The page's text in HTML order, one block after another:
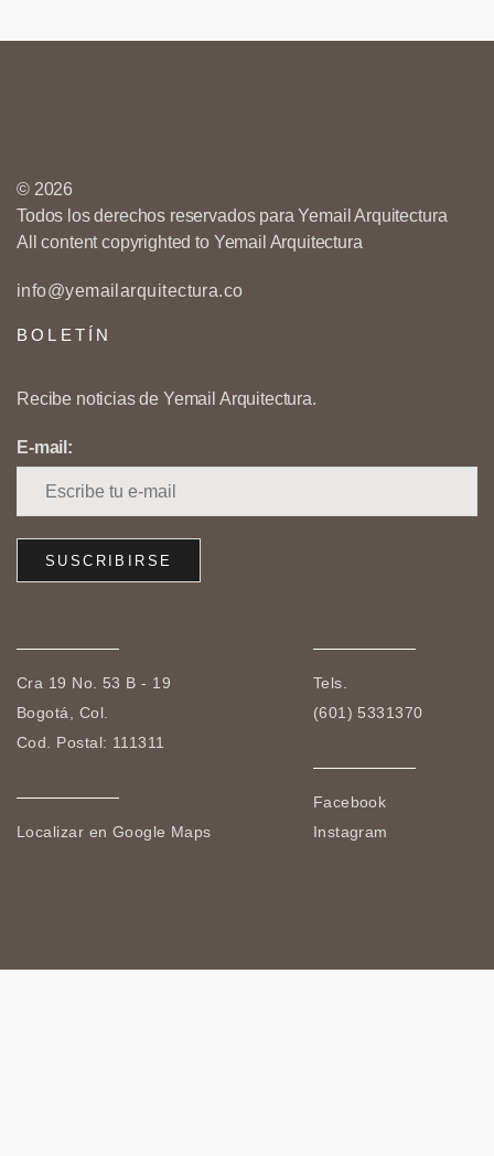
© 2026
Todos los derechos reservados para Yemail Arquitectura
All content copyrighted to Yemail Arquitectura
info@yemailarquitectura.co
BOLETÍN
Recibe noticias de Yemail Arquitectura.
E-mail:
Cra 19 No. 53 B - 19
Bogotá, Col.
Cod. Postal: 111311
Localizar en Google Maps
Tels.
(601) 5331370
Facebook
Instagram